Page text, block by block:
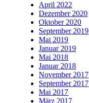
April 2022
Dezember 2020
Oktober 2020
September 2019
Mai 2019
Januar 2019
Mai 2018
Januar 2018
November 2017
September 2017
Mai 2017
März 2017